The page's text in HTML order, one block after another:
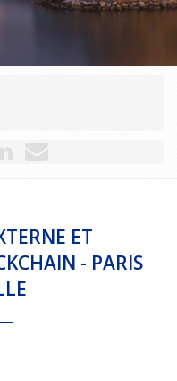
ET
- PARIS